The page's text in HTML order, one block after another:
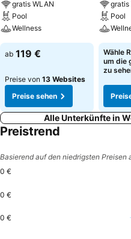
gratis WLAN
Pool
Wellness
ab 119 €
Preise von 13 Websites
Preise sehen
gratis
Pool
Wähle
um die
zu
Alle Unterkünfte in
Preistrend
Basierend auf den niedrigsten
0 €
0 €
0 €